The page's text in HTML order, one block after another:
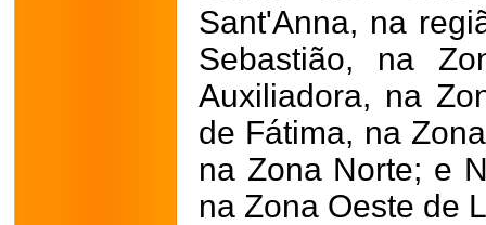
Sant'Anna, na
Sebastião, na
Auxiliadora, na
de Fátima, na
na Zona Norte; e
na Zona Oeste de